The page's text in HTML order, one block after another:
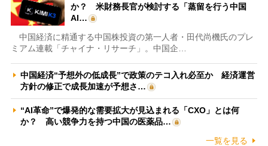
か？ 米財務長官が検討する「蒸留を行う中国
AI…
中国経済に精通する中国株投資の第一人者・田代尚機氏のプレ
ミアム連載「チャイナ・リサーチ」。中国企…
中国経済“予想外の低成長”で政策のテコ入れ必至か 経済運営
方針の修正で成長加速が予想さ…
“AI革命”で爆発的な需要拡大が見込まれる「CXO」とは何
か？ 高い競争力を持つ中国の医薬品…
一覧を見る